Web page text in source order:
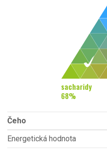
sacharidy
68%
Čeho
Energetická hodnota